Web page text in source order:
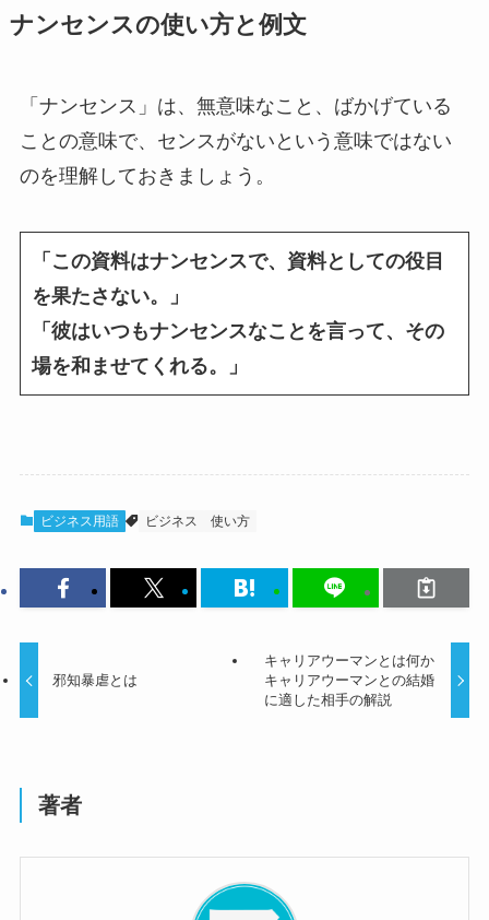
ナンセンスの使い方と例文
「ナンセンス」は、無意味なこと、ばかげている
ことの意味で、センスがないという意味ではない
のを理解しておきましょう。
「この資料はナンセンスで、資料としての役目
を果たさない。」
「彼はいつもナンセンスなことを言って、その
場を和ませてくれる。」
ビジネス用語 ビジネス 使い方
邪知暴虐とは
キャリアウーマンとは何か
キャリアウーマンとの結婚
に適した相手の解説
著者